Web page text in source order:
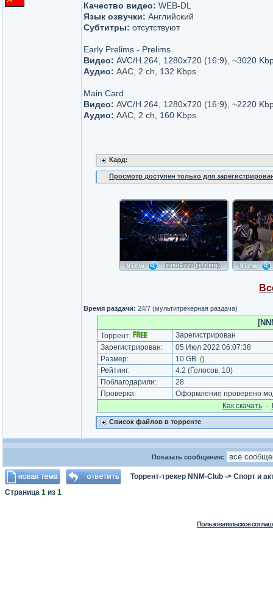
Качество видео: WEB-DL
Язык озвучки: Английский
Субтитры: отсутствуют
Early Prelims - Prelims
Видео: AVC/H.264, 1280x720 (16:9), ~3020
Аудио: AAC, 2 ch, 132 Kbps
Main Card
Видео: AVC/H.264, 1280x720 (16:9), ~2220
Аудио: AAC, 2 ch, 160 Kbps
Кард:
Просмотр доступен только для
Время раздачи: 24/7 (мультитрекерная раздача)
Торрент:
Зарегистрирован
Зарегистрирован:
05 Июл 2022 06:07:38
Размер:
10 GB ()
Рейтинг: 4.2 (Голосов: 10)
Поблагодарили:
28
Проверка:
Оформление проверено
Как cкачать·
Список файлов в торренте
Показать сообщения:
Торрент-трекер NNM-Club -> Спорт и
Страница 1 из 1
Пользовательское